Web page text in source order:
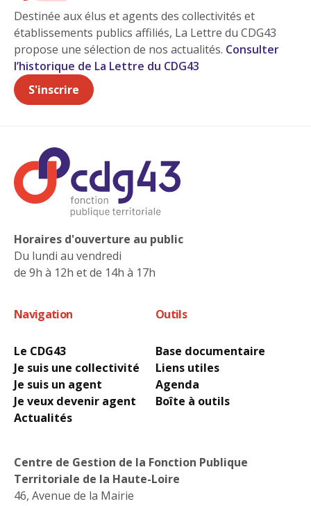
Destinée aux élus et agents des collectivités et
établissements publics affiliés, La Lettre du CDG43
propose une sélection de nos actualités. Consulter
l’historique de La Lettre du CDG43
S'inscrire
Horaires d'ouverture au public
Du lundi au vendredi
de 9h à 12h et de 14h à 17h
Navigation
Le CDG43
Je suis une collectivité
Je suis un agent
Je veux devenir agent
Actualités
Outils
Base documentaire
Liens utiles
Agenda
Boîte à outils
Centre de Gestion de la Fonction Publique
Territoriale de la Haute-Loire
46, Avenue de la Mairie